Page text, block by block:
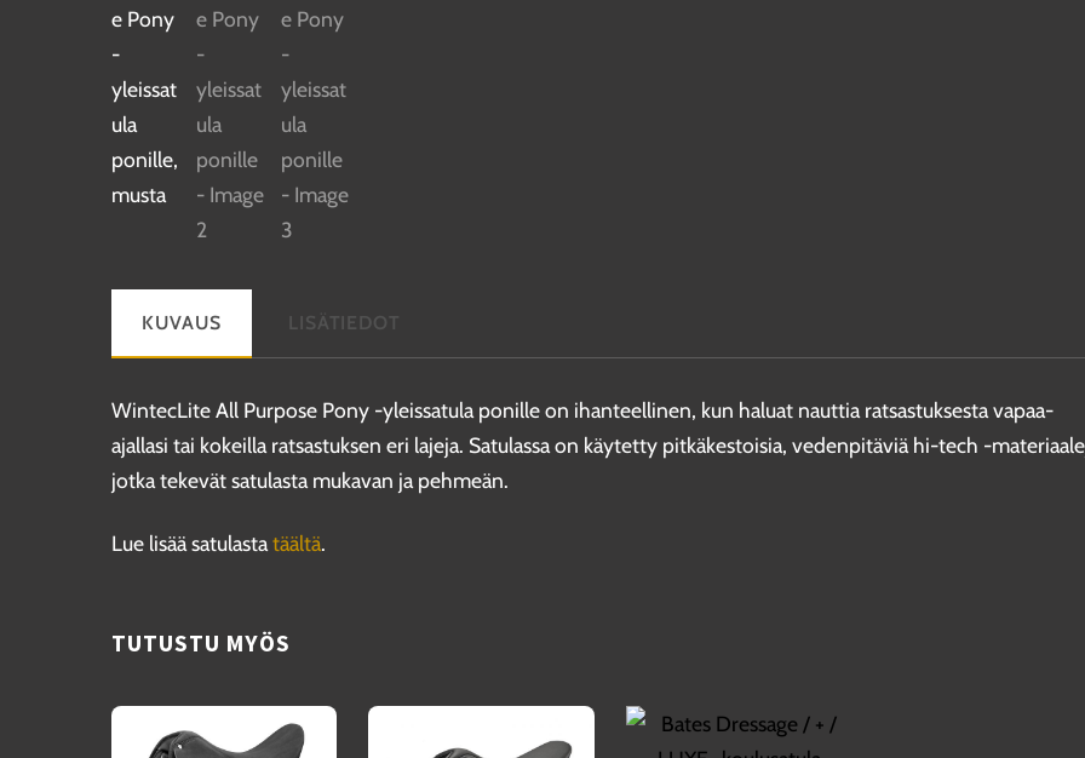
KUVAUS LISÄTIEDOT
WintecLite All Purpose Pony -yleissatula ponille on ihanteellinen, kun haluat nauttia ratsastuksesta vapaa-
ajallasi tai kokeilla ratsastuksen eri lajeja. Satulassa on käytetty pitkäkestoisia, vedenpitäviä hi-tech -
jotka tekevät satulasta mukavan ja pehmeän.
Lue lisää satulastatäältä.
TUTUSTU MYÖS